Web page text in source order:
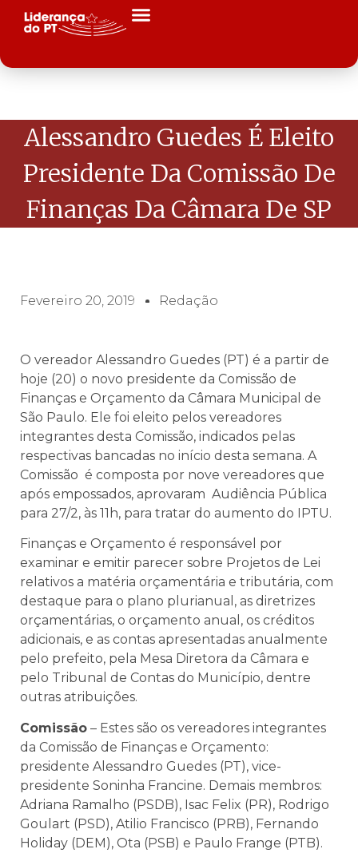
Alessandro Guedes É Eleito
Presidente Da Comissão De
Finanças Da Câmara De SP
Fevereiro 20, 2019 Redação
O vereador Alessandro Guedes (PT) é a partir de
hoje (20) o novo presidente da Comissão de
Finanças e Orçamento da Câmara Municipal de
São Paulo. Ele foi eleito pelos vereadores
integrantes desta Comissão, indicados pelas
respectivas bancadas no início desta semana. A
Comissão é composta por nove vereadores que
após empossados, aprovaram Audiência Pública
para 27/2, às 11h, para tratar do aumento do IPTU.
Finanças e Orçamento é responsável por
examinar e emitir parecer sobre Projetos de Lei
relativos a matéria orçamentária e tributária, com
destaque para o plano plurianual, as diretrizes
orçamentárias, o orçamento anual, os créditos
adicionais, e as contas apresentadas anualmente
pelo prefeito, pela Mesa Diretora da Câmara e
pelo Tribunal de Contas do Município, dentre
outras atribuições.
Comissão – Estes são os vereadores integrantes
da Comissão de Finanças e Orçamento:
presidente Alessandro Guedes (PT), vice-
presidente Soninha Francine. Demais membros:
Adriana Ramalho (PSDB), Isac Felix (PR), Rodrigo
Goulart (PSD), Atilio Francisco (PRB), Fernando
Holiday (DEM), Ota (PSB) e Paulo Frange (PTB).